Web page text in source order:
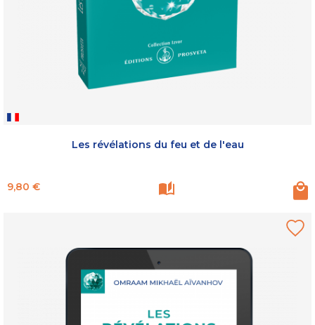
Les révélations du feu et de l'eau
Prix
9,80 €